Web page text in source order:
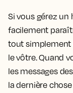
Si vous gérez un
facilement
tout simplement
le vôtre. Quand
les messages
la dernière